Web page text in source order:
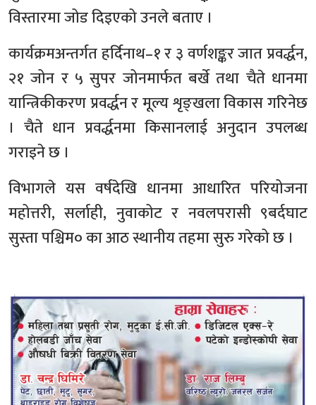
विस्तारमा जोड दिइएको उनले बताए ।
कार्यक्रमअन्तर्गत हर्दिनाथ–१ र ३ वर्णशङ्कर जात प्रवर्द्धन,
२१ जोन र ५ सुपर जोनमार्फत बर्खे तथा चैते धानमा
यान्त्रिकीकरण प्रवर्द्धन र मूल्य शृङ्खला विकास गरिनेछ
। चैते धान प्रवर्द्धनमा किसानलाई अनुदान उपलब्ध
गराइने छ ।
विभागले यस वर्षदेखि धानमा आधारित परियोजना
महोत्तरी, सर्लाही, नुवाकोट र नवलपरासी ९बर्दघाट
सुस्ता पश्चिम० का आठ स्थानीय तहमा सुरु गरेको छ ।